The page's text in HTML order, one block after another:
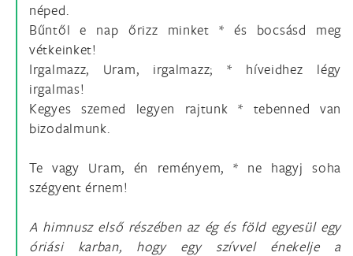
néped.
Bűntől e nap őrizz minket * és bocsásd meg
vétkeinket!
Irgalmazz, Uram, irgalmazz; * híveidhez légy
irgalmas!
Kegyes szemed legyen rajtunk * tebenned van
bizodalmunk.
Te vagy Uram, én reményem, * ne hagyj soha
szégyent érnem!
A himnusz első részében az ég és föld egyesül egy
óriási karban, hogy egy szívvel énekelje a